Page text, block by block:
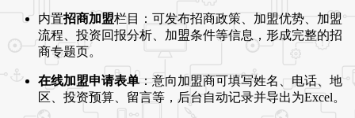
内置招商加盟栏目：可发布招商政策、加盟优势、加盟
流程、投资回报分析、加盟条件等信息，形成完整的招
商专题页。
在线加盟申请表单：意向加盟商可填写姓名、电话、地
区、投资预算、留言等，后台自动记录并导出为Excel。